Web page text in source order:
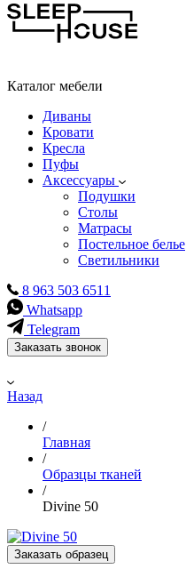
Каталог мебели
Диваны
Кровати
Кресла
Пуфы
Аксессуары
Подушки
Столы
Матрасы
Постельное белье
Светильники
8 963 503 6511
Whatsapp
Telegram
Заказать звонок
Назад
/
Главная
/
Образцы тканей
/
Divine 50
Заказать образец